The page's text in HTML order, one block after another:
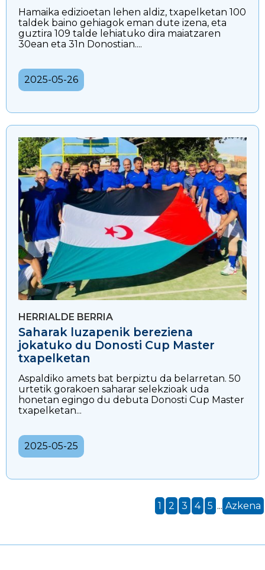
Hamaika edizioetan lehen aldiz, txapelketan 100
taldek baino gehiagok eman dute izena, eta
guztira 109 talde lehiatuko dira maiatzaren
30ean eta 31n Donostian....
2025-05-26
HERRIALDE BERRIA
Saharak luzapenik bereziena
jokatuko du Donosti Cup Master
txapelketan
Aspaldiko amets bat berpiztu da belarretan. 50
urtetik gorakoen saharar selekzioak uda
honetan egingo du debuta Donosti Cup Master
txapelketan...
2025-05-25
1 2 3 4 5 ... Azkena